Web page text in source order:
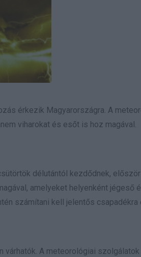
érkezik Magyarországra. A
viharokat és esőt is hoz magával.
délutántól kezdődnek,
amelyeket helyenként jégeső
számítani kell jelentős csapadékra
A meteorológiai